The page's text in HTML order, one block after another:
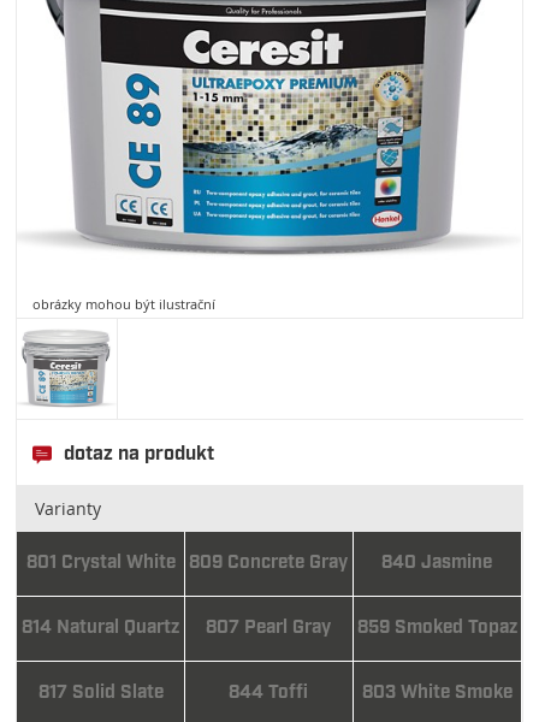
obrázky mohou být ilustrační
dotaz na produkt
Varianty
801 Crystal White 809 Concrete Gray 840 Jasmine
814 Natural Quartz 807 Pearl Gray 859 Smoked Topaz
817 Solid Slate 844 Toffi 803 White Smoke